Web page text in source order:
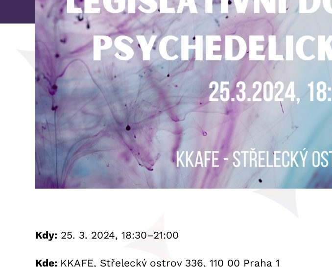
Kdy: 25. 3. 2024, 18:30–21:00
Kde: KKAFE, Střelecký ostrov 336, 110 00 Praha 1